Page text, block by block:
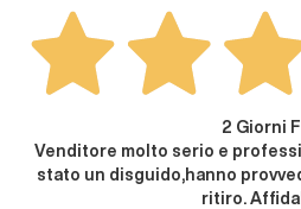
2 Giorni
Venditore molto serio e
stato un disguido,hanno
ritiro.